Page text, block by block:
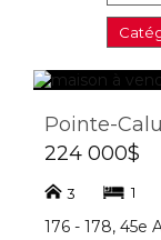
Pointe-
224 000$
3 1
176 - 178, 45e